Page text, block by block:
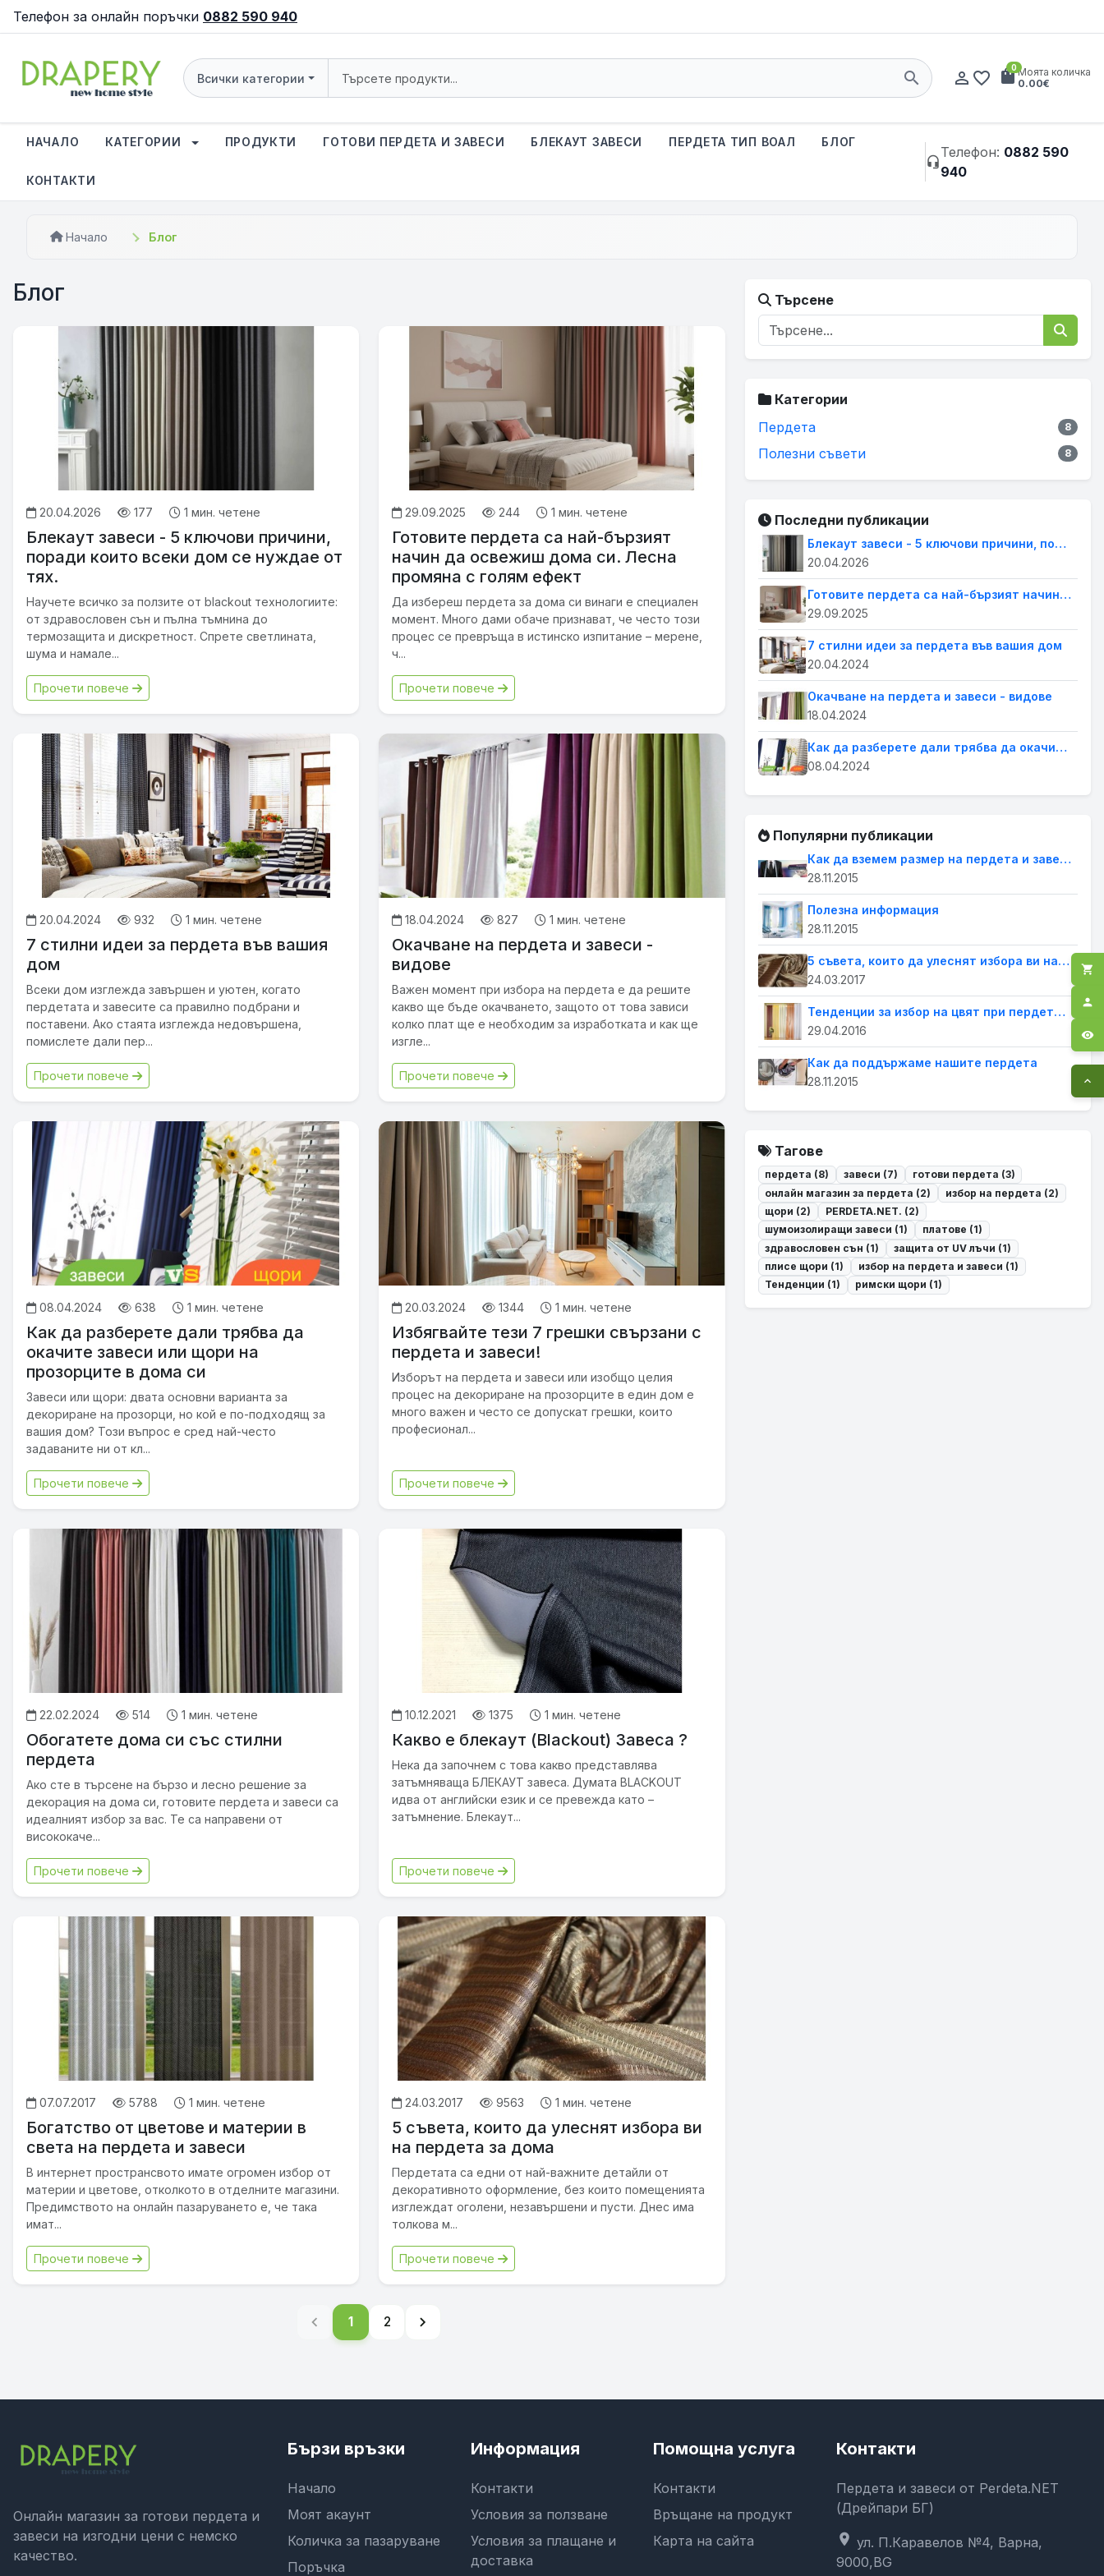
Телефон за онлайн поръчки 0882 590 940
Всички категории search person_outline favorite_border shopping_bag
0Моята количка
0.00€
НАЧАЛО КАТЕГОРИИ ПРОДУКТИ ГОТОВИ ПЕРДЕТА И ЗАВЕСИ БЛЕКАУТ ЗАВЕСИ ПЕРДЕТА ТИП ВОАЛ БЛОГ
КОНТАКТИ
headset_mic
Телефон: 0882 590
940
Начало Блог
Блог
20.04.2026 177 1 мин. четене
Блекаут завеси - 5 ключови причини,
поради които всеки дом се нуждае от
тях.
Научете всичко за ползите от blackout технологиите:
от здравословен сън и пълна тъмнина до
термозащита и дискретност. Спрете светлината,
шума и намале...
Прочети повече
29.09.2025 244 1 мин. четене
Готовите пердета са най-бързият
начин да освежиш дома си. Лесна
промяна с голям ефект
Да избереш пердета за дома си винаги е специален
момент. Много дами обаче признават, че често този
процес се превръща в истинско изпитание – мерене,
ч...
Прочети повече
20.04.2024 932 1 мин. четене
7 стилни идеи за пердета във вашия
дом
Всеки дом изглежда завършен и уютен, когато
пердетата и завесите са правилно подбрани и
поставени. Ако стаята изглежда недовършена,
помислете дали пер...
Прочети повече
18.04.2024 827 1 мин. четене
Окачване на пердета и завеси -
видове
Важен момент при избора на пердета е да решите
какво ще бъде окачването, защото от това зависи
колко плат ще е необходим за изработката и как ще
изгле...
Прочети повече
08.04.2024 638 1 мин. четене
Как да разберете дали трябва да
окачите завеси или щори на
прозорците в дома си
Завеси или щори: двата основни варианта за
декориране на прозорци, но кой е по-подходящ за
вашия дом? Този въпрос е сред най-често
задаваните ни от кл...
Прочети повече
20.03.2024 1344 1 мин. четене
Избягвайте тези 7 грешки свързани с
пердета и завеси!
Изборът на пердета и завеси или изобщо целия
процес на декориране на прозорците в един дом е
много важен и често се допускат грешки, които
професионал...
Прочети повече
22.02.2024 514 1 мин. четене
Обогатете дома си със стилни
пердета
Ако сте в търсене на бързо и лесно решение за
декорация на дома си, готовите пердета и завеси са
идеалният избор за вас. Те са направени от
висококаче...
Прочети повече
10.12.2021 1375 1 мин. четене
Какво е блекаут (Blackout) Завеса ?
Нека да започнем с това какво представлява
затъмняваща БЛЕКАУТ завеса. Думата BLACKOUT
идва от английски език и се превежда като –
затъмнение. Блекаут...
Прочети повече
07.07.2017 5788 1 мин. четене
Богатство от цветове и материи в
света на пердета и завеси
В интернет пространсвото имате огромен избор от
материи и цветове, отколкото в отделните магазини.
Предимството на онлайн пазаруването е, че така
имат...
Прочети повече
24.03.2017 9563 1 мин. четене
5 съвета, които да улеснят избора ви
на пердета за дома
Пердетата са едни от най-важните детайли от
декоративното оформление, без които помещенията
изглеждат оголени, незавършени и пусти. Днес има
толкова м...
Прочети повече
chevron_left 1 2 chevron_right
Търсене
Категории
Пердета
8
Полезни съвети 8
Последни публикации
Блекаут завеси - 5 ключови причини, поради които всеки дом се нуждае от тях.
20.04.2026
Готовите пердета са най-бързият начин да освежиш дома си. Лесна промяна с голям ефект
29.09.2025
7 стилни идеи за пердета във вашия дом
20.04.2024
Окачване на пердета и завеси - видове
18.04.2024
Как да разберете дали трябва да окачите завеси или щори на прозорците в дома си
08.04.2024
Популярни публикации
Как да вземем размер на пердета и завеси
28.11.2015
Полезна информация
28.11.2015
5 съвета, които да улеснят избора ви на пердета за дома
24.03.2017
Тенденции за избор на цвят при пердетата
29.04.2016
Как да поддържаме нашите пердета
28.11.2015
Тагове
пердета (8) завеси (7)
готови пердета (3)
онлайн магазин за пердета (2)
избор на пердета (2)
щори (2)
PERDETA.NET. (2)
шумоизолиращи завеси (1)
платове (1)
здравословен сън (1)
защита от UV лъчи (1)
плисе щори (1)
избор на пердета и завеси (1)
Тенденции (1)
римски щори (1)
Онлайн магазин за готови пердета и
завеси на изгодни цени с немско
качество.
Бързи връзки
Начало
Моят акаунт
Количка за пазаруване
Поръчка
Информация
Контакти
Условия за ползване
Условия за плащане и
доставка
Помощна услуга
Контакти
Връщане на продукт
Карта на сайта
Контакти
Пердета и завеси от Perdeta.NET
(Дрейпари БГ)
location_on ул. П.Каравелов №4, Варна,
9000,BG
shopping_cart
person
visibility
expand_less